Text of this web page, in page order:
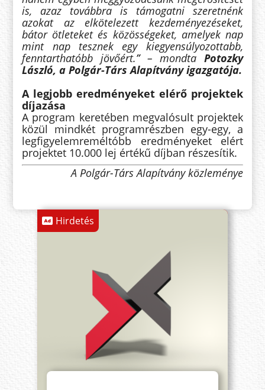
is, azaz továbbra is támogatni szeretnénk
azokat az elkötelezett kezdeményezéseket,
bátor ötleteket és közösségeket, amelyek nap
mint nap tesznek egy kiegyensúlyozottabb,
fenntarthatóbb jövőért.” – mondta Potozky
László, a Polgár-Társ Alapítvány igazgatója.
A legjobb eredményeket elérő projektek
díjazása
A program keretében megvalósult projektek
közül mindkét programrészben egy-egy, a
legfigyelemreméltóbb eredményeket elért
projektet 10.000 lej értékű díjban részesítik.
A Polgár-Társ Alapítvány közleménye
Hirdetés